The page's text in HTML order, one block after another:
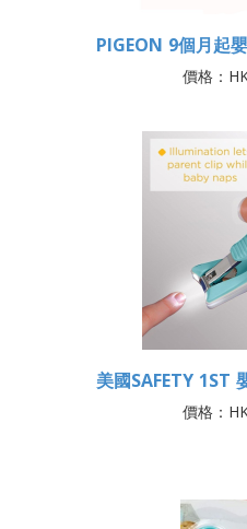
PIGEON 9個月起
價格：
美國SAFETY 1ST
價格：